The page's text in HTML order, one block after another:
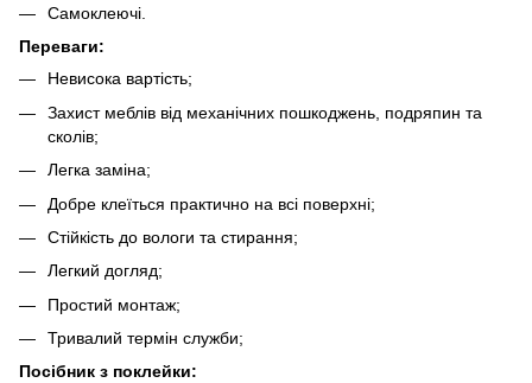
Самоклеючі.
Переваги:
Невисока вартість;
Захист меблів від механічних пошкоджень, подряпин та
сколів;
Легка заміна;
Добре клеїться практично на всі поверхні;
Стійкість до вологи та стирання;
Легкий догляд;
Простий монтаж;
Тривалий термін служби;
Посібник з поклейки: